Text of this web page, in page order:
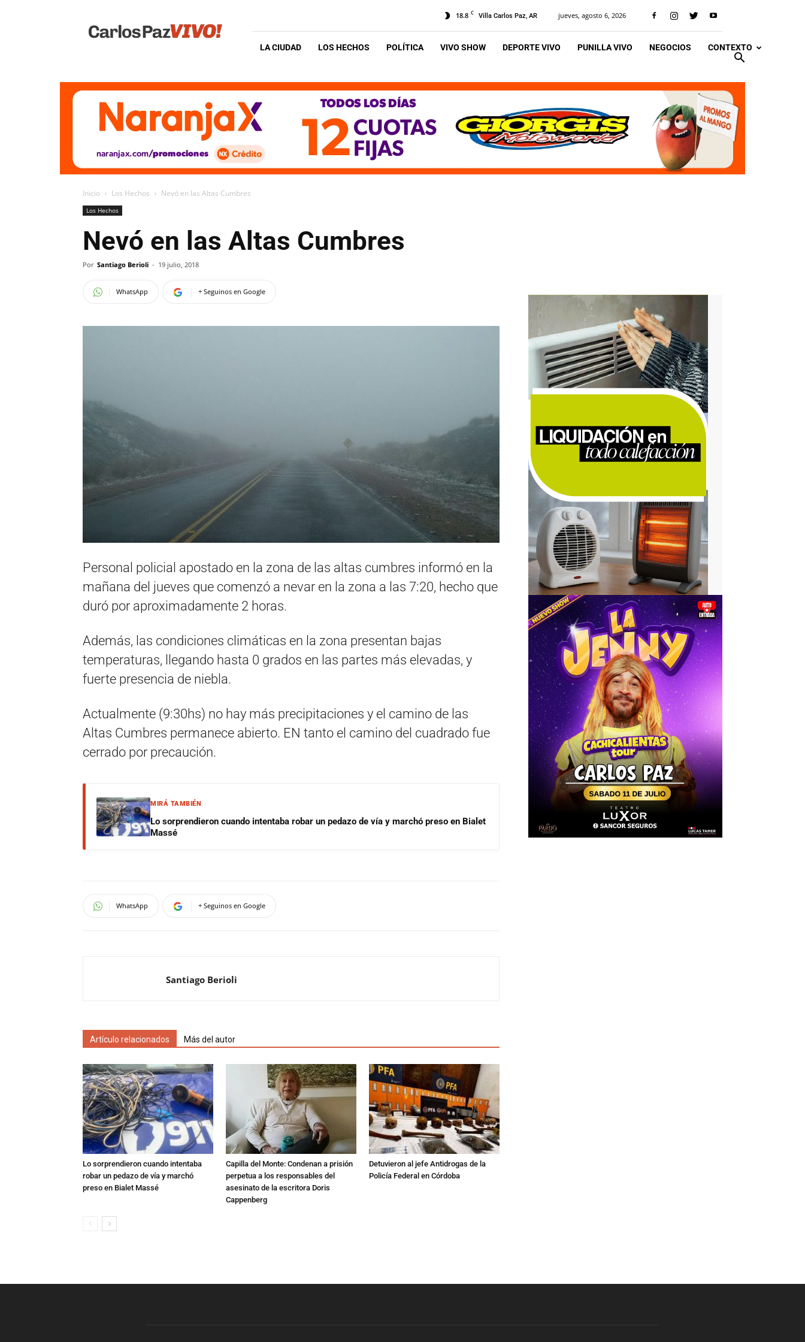
Vivo
18.8 C Villa Carlos Paz, AR jueves, agosto 6, 2026
LA CIUDAD LOS HECHOS POLÍTICA VIVO SHOW DEPORTE VIVO PUNILLA VIVO NEGOCIOS CONTEXTO
Inicio Los Hechos Nevó en las Altas Cumbres
Los Hechos
Nevó en las Altas Cumbres
Por Santiago Berioli - 19 julio, 2018
WhatsApp + Seguinos en Google
Personal policial apostado en la zona de las altas cumbres informó en la
mañana del jueves que comenzó a nevar en la zona a las 7:20, hecho que
duró por aproximadamente 2 horas.
Además, las condiciones climáticas en la zona presentan bajas
temperaturas, llegando hasta 0 grados en las partes más elevadas, y
fuerte presencia de niebla.
Actualmente (9:30hs) no hay más precipitaciones y el camino de las
Altas Cumbres permanece abierto. EN tanto el camino del cuadrado fue
cerrado por precaución.
MIRÁ TAMBIÉN
Lo sorprendieron cuando intentaba robar un pedazo de vía y marchó preso en Bialet
Massé
WhatsApp + Seguinos en Google
Santiago Berioli
Artículo relacionados Más del autor
Lo sorprendieron cuando intentaba
robar un pedazo de vía y marchó
preso en Bialet Massé
Capilla del Monte: Condenan a prisión
perpetua a los responsables del
asesinato de la escritora Doris
Cappenberg
Detuvieron al jefe Antidrogas de la
Policía Federal en Córdoba